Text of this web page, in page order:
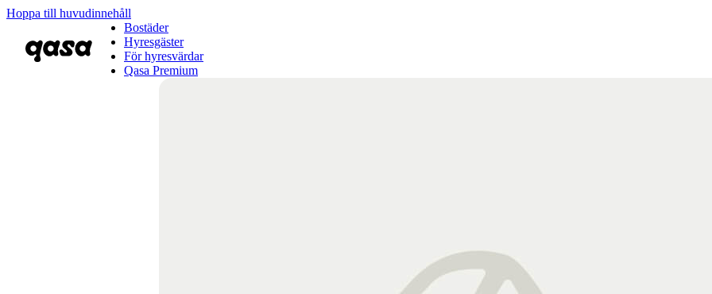
Hoppa till huvudinnehåll
Bostäder
Hyresgäster
För hyresvärdar
Qasa Premium